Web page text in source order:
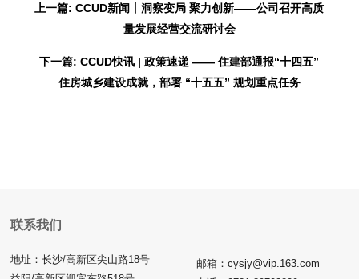
上一篇: CCUD新闻丨洞察变局 聚力创新——公司召开高质
量发展经营交流研讨会
下一篇: CCUD快讯 | 政策速递 —— 住建部通报“十四五”
住房城乡建设成就，部署 “十五五” 规划重点任务
联系我们
地址：长沙/高新区尖山路18号
邮箱：cysjy@vip.163.com